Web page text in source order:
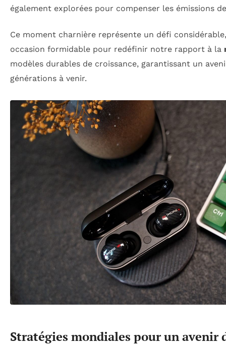
également explorées pour compenser les émissions
Ce moment charnière représente un défi
occasion formidable pour redéfinir notre rapport à la
modèles durables de croissance, garantissant un
générations à venir.
Stratégies mondiales pour un avenir